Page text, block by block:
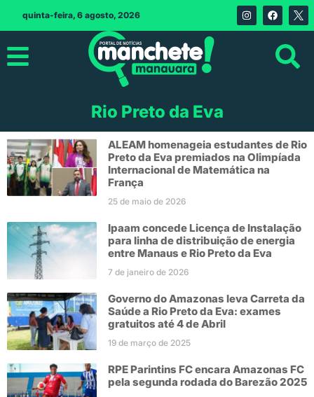
quinta-feira, 6 agosto, 2026
Rio Preto da Eva
ALEAM homenageia estudantes de Rio
Preto da Eva premiados na Olimpíada
Internacional de Matemática na
França
25 de maio de 2026
Ipaam concede Licença de Instalação
para linha de distribuição de energia
entre Manaus e Rio Preto da Eva
7 de janeiro de 2026
Governo do Amazonas leva Carreta da
Saúde a Rio Preto da Eva: exames
gratuitos até 4 de Abril
19 de março de 2025
RPE Parintins FC encara Amazonas FC
pela segunda rodada do Barezão 2025